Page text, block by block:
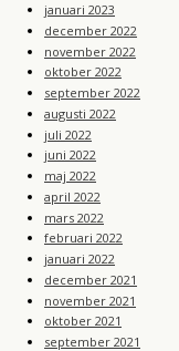
januari 2023
december 2022
november 2022
oktober 2022
september 2022
augusti 2022
juli 2022
juni 2022
maj 2022
april 2022
mars 2022
februari 2022
januari 2022
december 2021
november 2021
oktober 2021
september 2021